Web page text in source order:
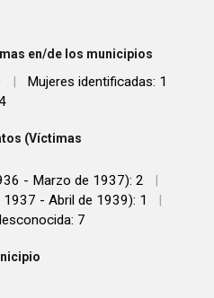
en/de los municipios
|
Mujeres identificadas: 1
(Víctimas
- Marzo de 1937): 2
|
- Abril de 1939): 1
|
7